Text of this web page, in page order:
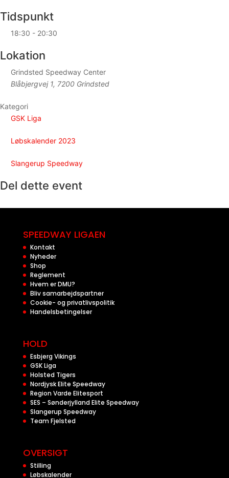
Tidspunkt
18:30 - 20:30
Lokation
Grindsted Speedway Center
Blåbjergvej 1, 7200 Grindsted
Kategori
GSK Liga
Løbskalender 2023
Slangerup Speedway
Del dette event
SPEEDWAY LIGAEN
Kontakt
Nyheder
Shop
Reglement
Hvem er DMU?
Bliv samarbejdspartner
Cookie- og privatlivspolitik
Handelsbetingelser
HOLD
Esbjerg Vikings
GSK Liga
Holsted Tigers
Nordjysk Elite Speedway
Region Varde Elitesport
SES – Sønderjylland Elite Speedway
Slangerup Speedway
Team Fjelsted
OVERSIGT
Stilling
Løbskalender